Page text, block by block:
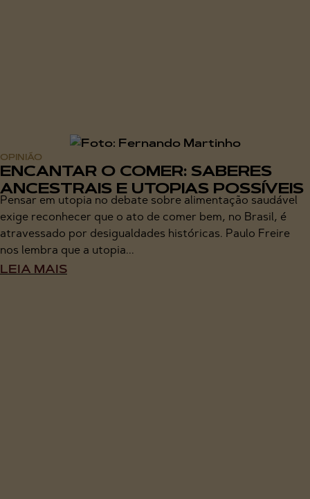
OPINIÃO
ENCANTAR O COMER: SABERES
ANCESTRAIS E UTOPIAS POSSÍVEIS
Pensar em utopia no debate sobre alimentação saudável
exige reconhecer que o ato de comer bem, no Brasil, é
atravessado por desigualdades históricas. Paulo Freire
nos lembra que a utopia...
LEIA MAIS